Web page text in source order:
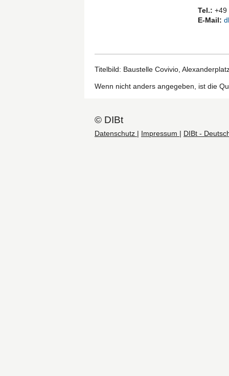
Tel.: +49
E-Mail:
Titelbild: Baustelle Covivio,
Wenn nicht anders angegeben, ist die
© DIBt
Datenschutz | Impressum | DIBt -